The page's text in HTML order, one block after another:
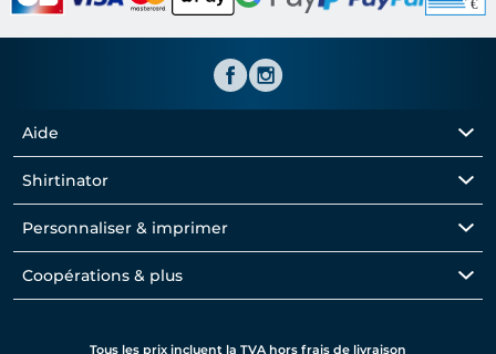
Aide
Shirtinator
Personnaliser & imprimer
Coopérations & plus
Tous les prix incluent la TVA hors frais de livraison